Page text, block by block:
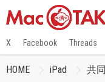
X Facebook Threads
HOME iPad 共